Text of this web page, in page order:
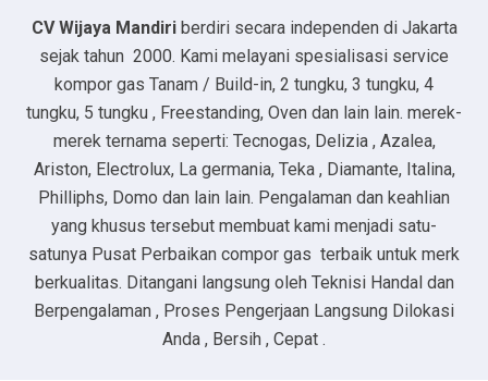
CV Wijaya Mandiriberdiri secara independen di Jakarta
sejak tahun 2000. Kami melayani spesialisasi service
kompor gas Tanam / Build-in, 2 tungku, 3 tungku, 4
tungku, 5 tungku , Freestanding, Oven dan lain lain. merek-
merek ternama seperti: Tecnogas, Delizia , Azalea,
Ariston, Electrolux, La germania, Teka , Diamante, Italina,
Philliphs, Domo dan lain lain. Pengalaman dan keahlian
yang khusus tersebut membuat kami menjadi satu-
satunya Pusat Perbaikan compor gas terbaik untuk merk
berkualitas. Ditangani langsung oleh Teknisi Handal dan
Berpengalaman , Proses Pengerjaan Langsung Dilokasi
Anda , Bersih , Cepat .